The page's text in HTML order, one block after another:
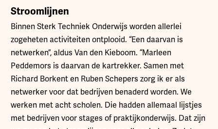
Stroomlijnen
Binnen Sterk Techniek Onderwijs worden allerlei
zogeheten activiteiten ontplooid. “Een daarvan is
netwerken”, aldus Van den Kieboom. “Marleen
Peddemors is daarvan de kartrekker. Samen met
Richard Borkent en Ruben Schepers zorg ik er als
netwerker voor dat bedrijven benaderd worden. We
werken met acht scholen. Die hadden allemaal lijstjes
met bedrijven voor stages of praktijkonderwijs. Dat zijn